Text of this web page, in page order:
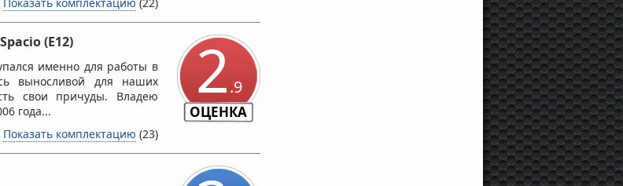
2.9
ОЦЕНКА
(E12)
именно для работы в
выносливой для наших
свои причуды. Владею
года...
Показать комплектацию (23)